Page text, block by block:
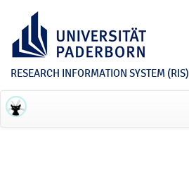
RESEARCH INFORMATION SYSTEM (RIS)